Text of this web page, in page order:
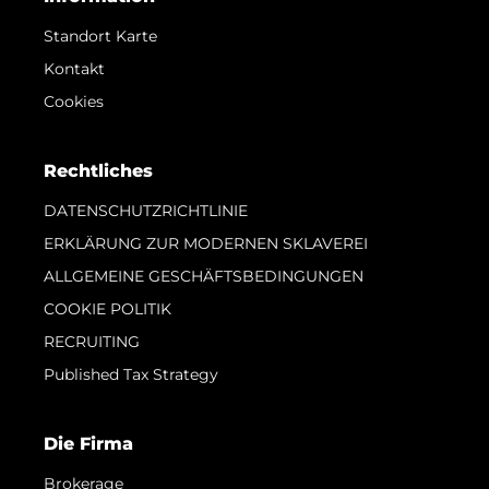
Standort Karte
Kontakt
Cookies
Rechtliches
DATENSCHUTZRICHTLINIE
ERKLÄRUNG ZUR MODERNEN SKLAVEREI
ALLGEMEINE GESCHÄFTSBEDINGUNGEN
COOKIE POLITIK
RECRUITING
Published Tax Strategy
Die Firma
Brokerage